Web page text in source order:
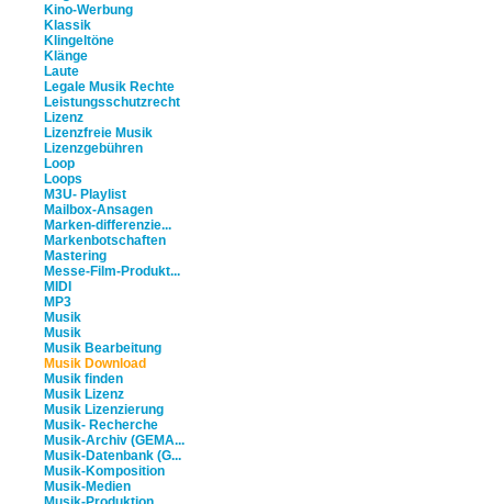
Kino-Werbung
Klassik
Klingeltöne
Klänge
Laute
Legale Musik Rechte
Leistungsschutzrecht
Lizenz
Lizenzfreie Musik
Lizenzgebühren
Loop
Loops
M3U- Playlist
Mailbox-Ansagen
Marken-differenzie...
Markenbotschaften
Mastering
Messe-Film-Produkt...
MIDI
MP3
Musik
Musik
Musik Bearbeitung
Musik Download
Musik finden
Musik Lizenz
Musik Lizenzierung
Musik- Recherche
Musik-Archiv (GEMA...
Musik-Datenbank (G...
Musik-Komposition
Musik-Medien